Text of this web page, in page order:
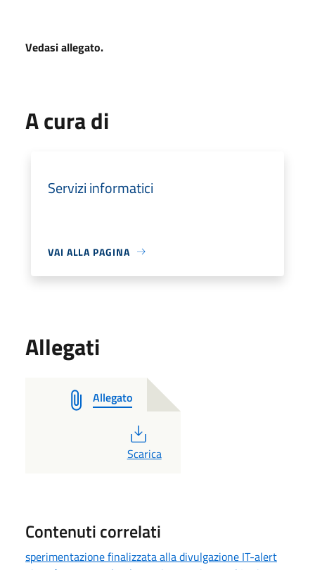
Vedasi allegato.
A cura di
Servizi informatici
VAI ALLA PAGINA
Allegati
Allegato
PDF
Scarica
Contenuti correlati
sperimentazione finalizzata alla divulgazione IT-alert